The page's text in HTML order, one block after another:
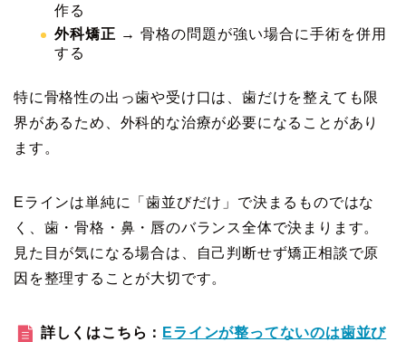
作る
外科矯正 → 骨格の問題が強い場合に手術を併用
する
特に骨格性の出っ歯や受け口は、歯だけを整えても限
界があるため、外科的な治療が必要になることがあり
ます。
Eラインは単純に「歯並びだけ」で決まるものではな
く、歯・骨格・鼻・唇のバランス全体で決まります。
見た目が気になる場合は、自己判断せず矯正相談で原
因を整理することが大切です。
詳しくはこちら： Eラインが整ってないのは歯並び